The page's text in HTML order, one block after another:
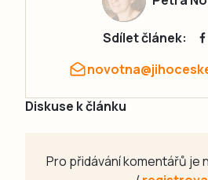
Sdílet článek:
Diskuse k článku
Pro přidávání komentářů je